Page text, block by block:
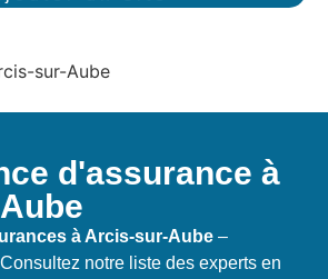
sur-Aube
d'assurance à
à Arcis-sur-Aube –
notre liste des experts en